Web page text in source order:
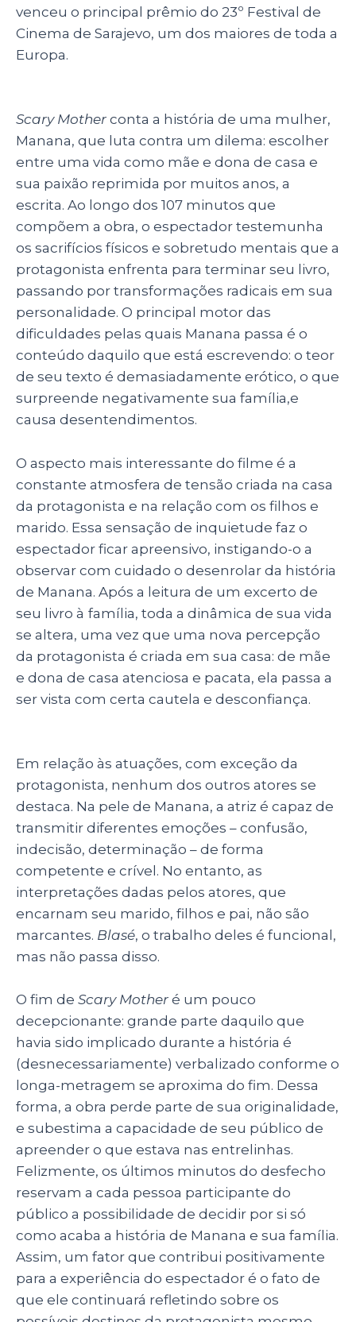
venceu o principal prêmio do 23º Festival de
Cinema de Sarajevo, um dos maiores de toda a
Europa.
Scary Mother conta a história de uma mulher,
Manana, que luta contra um dilema: escolher
entre uma vida como mãe e dona de casa e
sua paixão reprimida por muitos anos, a
escrita. Ao longo dos 107 minutos que
compõem a obra, o espectador testemunha
os sacrifícios físicos e sobretudo mentais que a
protagonista enfrenta para terminar seu livro,
passando por transformações radicais em sua
personalidade. O principal motor das
dificuldades pelas quais Manana passa é o
conteúdo daquilo que está escrevendo: o teor
de seu texto é demasiadamente erótico, o que
surpreende negativamente sua família,e
causa desentendimentos.
O aspecto mais interessante do filme é a
constante atmosfera de tensão criada na casa
da protagonista e na relação com os filhos e
marido. Essa sensação de inquietude faz o
espectador ficar apreensivo, instigando-o a
observar com cuidado o desenrolar da história
de Manana. Após a leitura de um excerto de
seu livro à família, toda a dinâmica de sua vida
se altera, uma vez que uma nova percepção
da protagonista é criada em sua casa: de mãe
e dona de casa atenciosa e pacata, ela passa a
ser vista com certa cautela e desconfiança.
Em relação às atuações, com exceção da
protagonista, nenhum dos outros atores se
destaca. Na pele de Manana, a atriz é capaz de
transmitir diferentes emoções – confusão,
indecisão, determinação – de forma
competente e crível. No entanto, as
interpretações dadas pelos atores, que
encarnam seu marido, filhos e pai, não são
marcantes. Blasé, o trabalho deles é funcional,
mas não passa disso.
O fim de Scary Mother é um pouco
decepcionante: grande parte daquilo que
havia sido implicado durante a história é
(desnecessariamente) verbalizado conforme o
longa-metragem se aproxima do fim. Dessa
forma, a obra perde parte de sua originalidade,
e subestima a capacidade de seu público de
apreender o que estava nas entrelinhas.
Felizmente, os últimos minutos do desfecho
reservam a cada pessoa participante do
público a possibilidade de decidir por si só
como acaba a história de Manana e sua família.
Assim, um fator que contribui positivamente
para a experiência do espectador é o fato de
que ele continuará refletindo sobre os